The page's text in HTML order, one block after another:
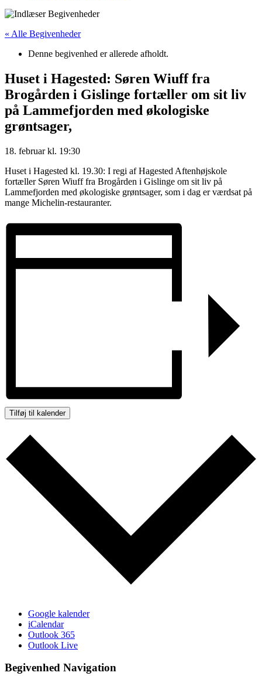
« Alle Begivenheder
Denne begivenhed er allerede afholdt.
Huset i Hagested: Søren Wiuff fra
Brogården i Gislinge fortæller om sit liv
på Lammefjorden med økologiske
grøntsager,
18. februarkl. 19:30
Huset i Hagested kl. 19.30: I regi af Hagested Aftenhøjskole
fortæller Søren Wiuff fra Brogården i Gislinge om sit liv på
Lammefjorden med økologiske grøntsager, som i dag er værdsat på
mange Michelin-restauranter.
Tilføj til kalender
Google kalender
iCalendar
Outlook 365
Outlook Live
Begivenhed Navigation